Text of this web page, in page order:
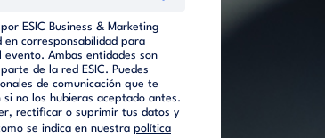
ESIC Business & Marketing
en corresponsabilidad para
Ambas entidades son
de la red ESIC. Puedes
de comunicación que te
no los hubieras aceptado antes.
rectificar o suprimir tus datos y
se indica en nuestra política